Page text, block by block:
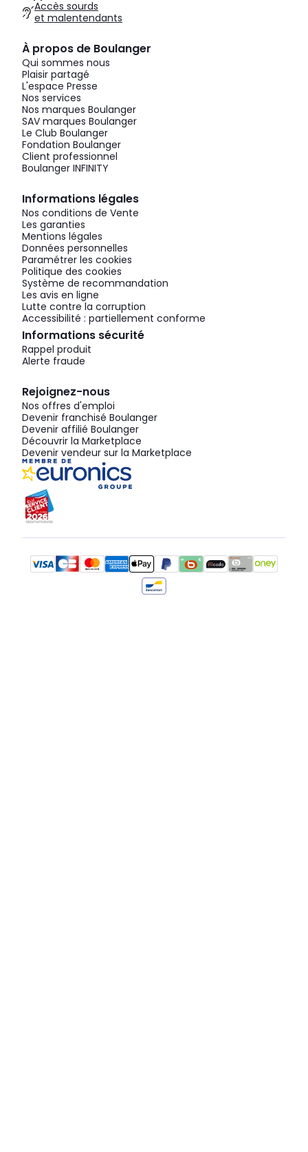
Accès sourds
et malentendants
À propos de Boulanger
Qui sommes nous
Plaisir partagé
L'espace Presse
Nos services
Nos marques Boulanger
SAV marques Boulanger
Le Club Boulanger
Fondation Boulanger
Client professionnel
Boulanger INFINITY
Informations légales
Nos conditions de Vente
Les garanties
Mentions légales
Données personnelles
Paramétrer les cookies
Politique des cookies
Système de recommandation
Les avis en ligne
Lutte contre la corruption
Accessibilité : partiellement conforme
Informations sécurité
Rappel produit
Alerte fraude
Rejoignez-nous
Nos offres d'emploi
Devenir franchisé Boulanger
Devenir affilié Boulanger
Découvrir la Marketplace
Devenir vendeur sur la Marketplace